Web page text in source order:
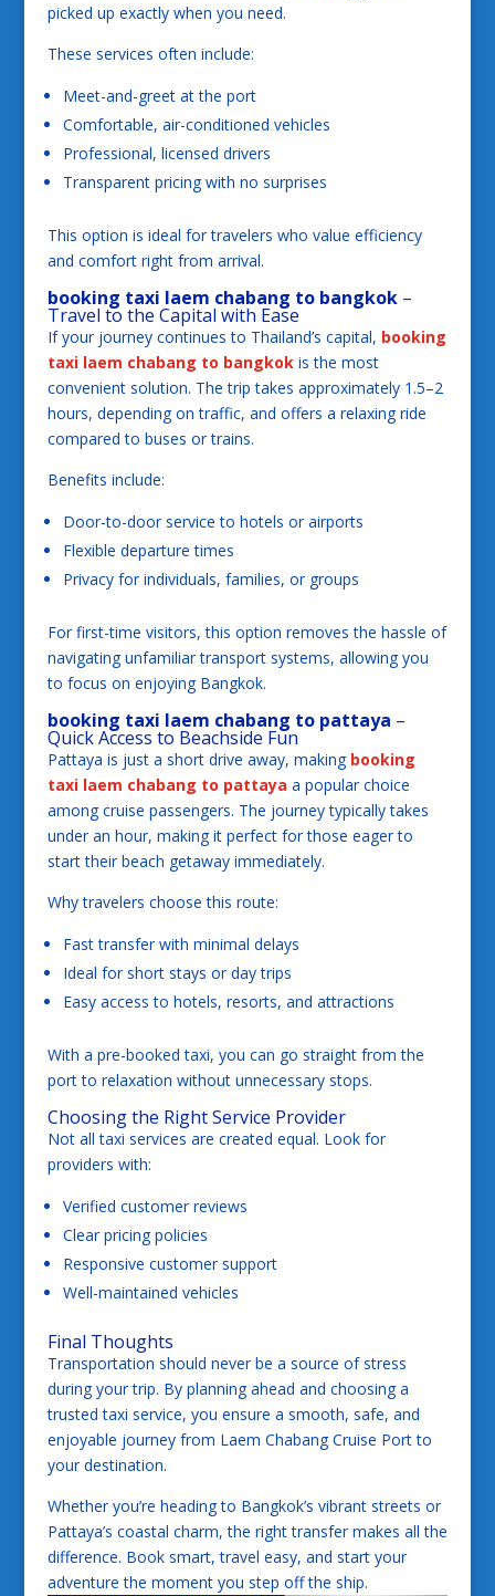
picked up exactly when you need.
These services often include:
Meet-and-greet at the port
Comfortable, air-conditioned vehicles
Professional, licensed drivers
Transparent pricing with no surprises
This option is ideal for travelers who value efficiency
and comfort right from arrival.
booking taxi laem chabang to bangkok–
Travel to the Capital with Ease
If your journey continues to Thailand’s capital, booking
taxi laem chabang to bangkok is the most
convenient solution. The trip takes approximately 1.5–2
hours, depending on traffic, and offers a relaxing ride
compared to buses or trains.
Benefits include:
Door-to-door service to hotels or airports
Flexible departure times
Privacy for individuals, families, or groups
For first-time visitors, this option removes the hassle of
navigating unfamiliar transport systems, allowing you
to focus on enjoying Bangkok.
booking taxi laem chabang to pattaya –
Quick Access to Beachside Fun
Pattaya is just a short drive away, making booking
taxi laem chabang to pattaya a popular choice
among cruise passengers. The journey typically takes
under an hour, making it perfect for those eager to
start their beach getaway immediately.
Why travelers choose this route:
Fast transfer with minimal delays
Ideal for short stays or day trips
Easy access to hotels, resorts, and attractions
With a pre-booked taxi, you can go straight from the
port to relaxation without unnecessary stops.
Choosing the Right Service Provider
Not all taxi services are created equal. Look for
providers with:
Verified customer reviews
Clear pricing policies
Responsive customer support
Well-maintained vehicles
Final Thoughts
Transportation should never be a source of stress
during your trip. By planning ahead and choosing a
trusted taxi service, you ensure a smooth, safe, and
enjoyable journey from Laem Chabang Cruise Port to
your destination.
Whether you’re heading to Bangkok’s vibrant streets or
Pattaya’s coastal charm, the right transfer makes all the
difference. Book smart, travel easy, and start your
adventure the moment you step off the ship.